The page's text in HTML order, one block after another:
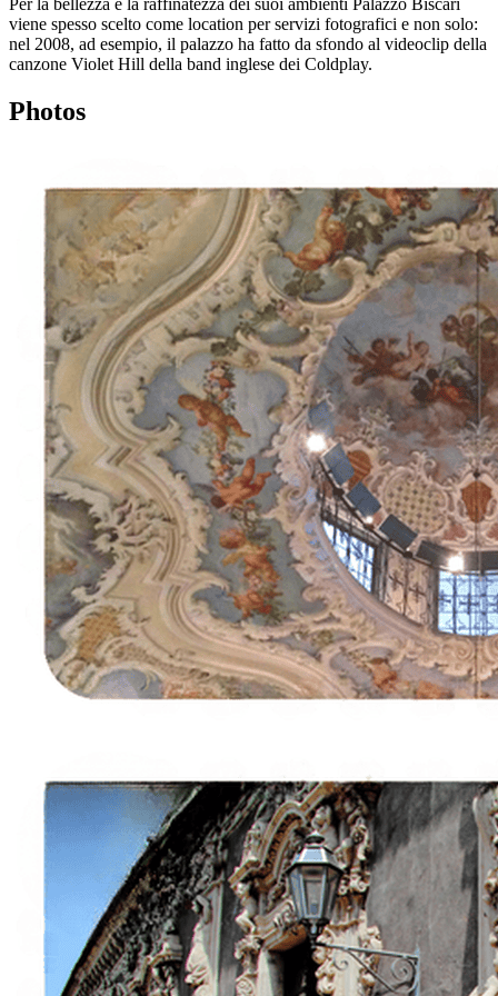
Per la bellezza e la raffinatezza dei suoi ambienti Palazzo Biscari
viene spesso scelto come location per servizi fotografici e non solo:
nel 2008, ad esempio, il palazzo ha fatto da sfondo al videoclip della
canzone Violet Hill della band inglese dei Coldplay.
Photos